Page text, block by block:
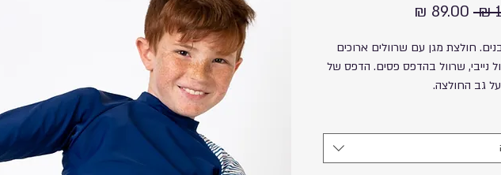
מחיר
חולצת מגן עם שרוולים ארוכים
נייבי, שרוול בהדפס פסים. הדפס של
על גב החולצה.